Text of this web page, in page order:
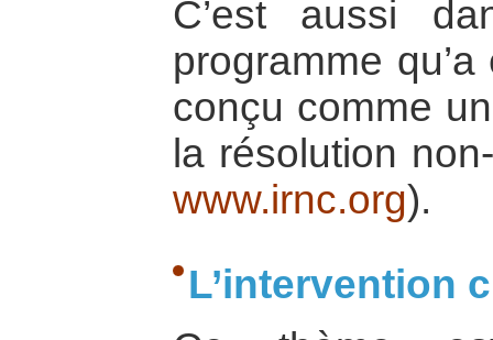
C’est aussi
programme
conçu comme
la résolution
www.irnc.org).
L’intervention